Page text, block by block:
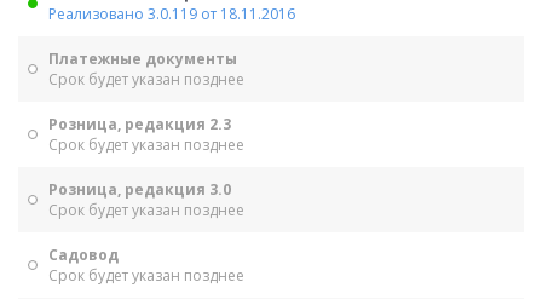
Реализовано 3.0.119 от 18.11.2016
Платежные документы
Срок будет указан позднее
Розница, редакция 2.3
Срок будет указан позднее
Розница, редакция 3.0
Срок будет указан позднее
Садовод
Срок будет указан позднее